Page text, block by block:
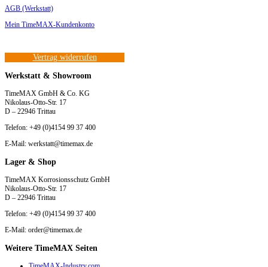
AGB (Werkstatt)
Mein TimeMAX-Kundenkonto
Vertrag widerrufen
Werkstatt & Showroom
TimeMAX GmbH & Co. KG
Nikolaus-Otto-Str. 17
D – 22946 Trittau
Telefon: +49 (0)4154 99 37 400
E-Mail: werkstatt@timemax.de
Lager & Shop
TimeMAX Korrosionsschutz GmbH
Nikolaus-Otto-Str. 17
D – 22946 Trittau
Telefon: +49 (0)4154 99 37 400
E-Mail: order@timemax.de
Weitere TimeMAX Seiten